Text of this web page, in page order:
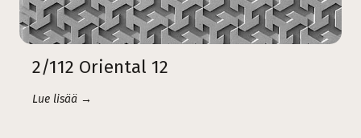
2/112 Oriental 12
Lue lisää →